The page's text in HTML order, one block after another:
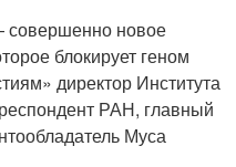
совершенно новое
блокирует геном
директор Института
РАН, главный
Муса